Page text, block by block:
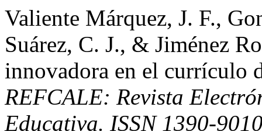
Valiente Márquez, J. F.,
Suárez, C. J., & Jiménez
innovadora en el currículo
REFCALE: Revista
Educativa. ISSN 1390-